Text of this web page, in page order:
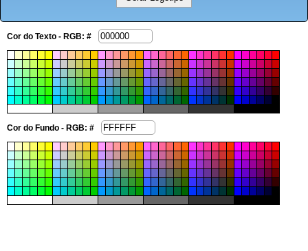
Cor do Texto - RGB: #
Cor do Fundo - RGB: #